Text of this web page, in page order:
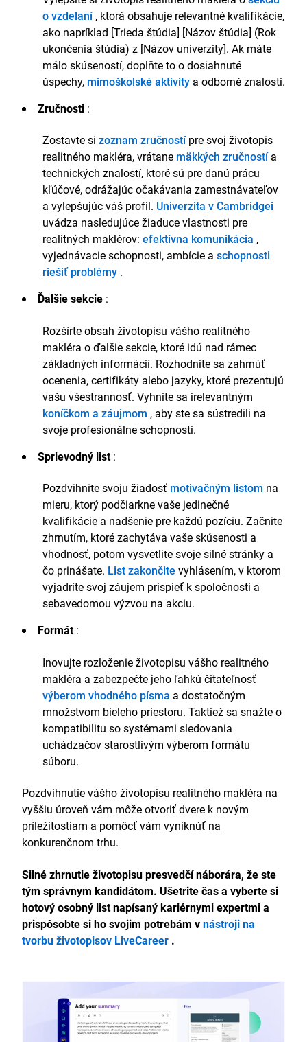
oblastiach“
Zručnosti
Znalosť CRM softvéru (Salesforce a Zoho Real
Estate)
Odbornosť v oblasti digitálneho marketingu a
nehnuteľností
Vynikajúce organizačné schopnosti a schopnosti
riadenia času
Hlboká znalosť trhu s nehnuteľnosťami v
Spojenom kráľovstve a právnych požiadaviek
Plynulá znalosť analýzy dát a reportovania
Schopnosti kreatívneho riešenia problémov
Schopnosť pracovať pod tlakom v rýchlo sa
meniacom prostredí
Certifikácie
Kvalifikácia Národnej asociácie realitných
Ocenenia
„Realitný maklér roka“, EstateElegance UK Ltd.,
2023
Členstvá
Člen Národnej asociácie realitných kancelárií od roku
2020
trendoch na trhu v Londýne.
Jazyky
Angličtina – rodný jazyk
Španielčina – mierne pokročilá
Záujmy
Aktívny bloger zameraný na prehľady trhu s
10 000 čitateľov.
svoje diela v miestnych galériách
o vzdelaní, ktorá obsahuje relevantné kvalifikácie,
ako napríklad [Trieda štúdia] [Názov štúdia] (Rok
ukončenia štúdia) z [Názov univerzity]. Ak máte
málo skúseností, doplňte to o dosiahnuté
úspechy, mimoškolské aktivity a odborné znalosti.
Zručnosti :
Zostavte si zoznam zručnostípre svoj životopis
realitného makléra, vrátane mäkkých zručnostía
technických znalostí, ktoré sú pre danú prácu
kľúčové, odrážajúc očakávania zamestnávateľov
a vylepšujúc váš profil. Univerzita v Cambridgei
uvádza nasledujúce žiaduce vlastnosti pre
realitných maklérov: efektívna komunikácia ,
vyjednávacie schopnosti, ambície a schopnosti
riešiť problémy .
Ďalšie sekcie :
Rozšírte obsah životopisu vášho realitného
makléra o ďalšie sekcie, ktoré idú nad rámec
základných informácií. Rozhodnite sa zahrnúť
ocenenia, certifikáty alebo jazyky, ktoré prezentujú
vašu všestrannosť. Vyhnite sa irelevantným
koníčkom a záujmom , aby ste sa sústredili na
svoje profesionálne schopnosti.
Sprievodný list:
Pozdvihnite svoju žiadosť motivačným listom na
mieru, ktorý podčiarkne vaše jedinečné
kvalifikácie a nadšenie pre každú pozíciu. Začnite
zhrnutím, ktoré zachytáva vaše skúsenosti a
vhodnosť, potom vysvetlite svoje silné stránky a
čo prinášate. List zakončite vyhlásením, v ktorom
vyjadríte svoj záujem prispieť k spoločnosti a
sebavedomou výzvou na akciu.
Formát:
Inovujte rozloženie životopisu vášho realitného
makléra a zabezpečte jeho ľahkú čitateľnosť
výberom vhodného písma a dostatočným
množstvom bieleho priestoru. Taktiež sa snažte o
kompatibilitu so systémami sledovania
uchádzačov starostlivým výberom formátu
súboru.
Pozdvihnutie vášho životopisu realitného makléra na
vyššiu úroveň vám môže otvoriť dvere k novým
príležitostiam a pomôcť vám vyniknúť na
konkurenčnom trhu.
Silné zhrnutie životopisu presvedčí náborára, že ste
tým správnym kandidátom. Ušetrite čas a vyberte si
hotový osobný list napísaný kariérnymi expertmi a
prispôsobte si ho svojim potrebám vnástroji na
tvorbu životopisov LiveCareer .